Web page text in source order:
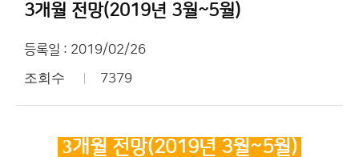
3개월 전망(2019년 3월~5월)
등록일 : 2019/02/26
조회수 7379
3개월 전망(2019년 3월~5월)